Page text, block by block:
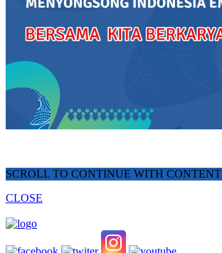
SCROLL TO CONTINUE WITH CONTENT
CLOSE